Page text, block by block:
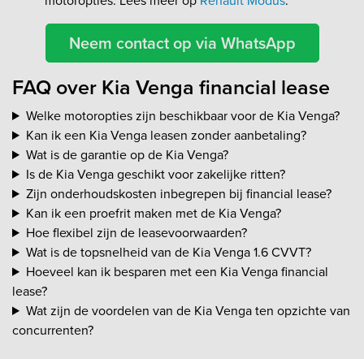
Neem contact op via WhatsApp
FAQ over Kia Venga financial lease
Welke motoropties zijn beschikbaar voor de Kia Venga?
Kan ik een Kia Venga leasen zonder aanbetaling?
Wat is de garantie op de Kia Venga?
Is de Kia Venga geschikt voor zakelijke ritten?
Zijn onderhoudskosten inbegrepen bij financial lease?
Kan ik een proefrit maken met de Kia Venga?
Hoe flexibel zijn de leasevoorwaarden?
Wat is de topsnelheid van de Kia Venga 1.6 CVVT?
Hoeveel kan ik besparen met een Kia Venga financial
lease?
Wat zijn de voordelen van de Kia Venga ten opzichte van
concurrenten?